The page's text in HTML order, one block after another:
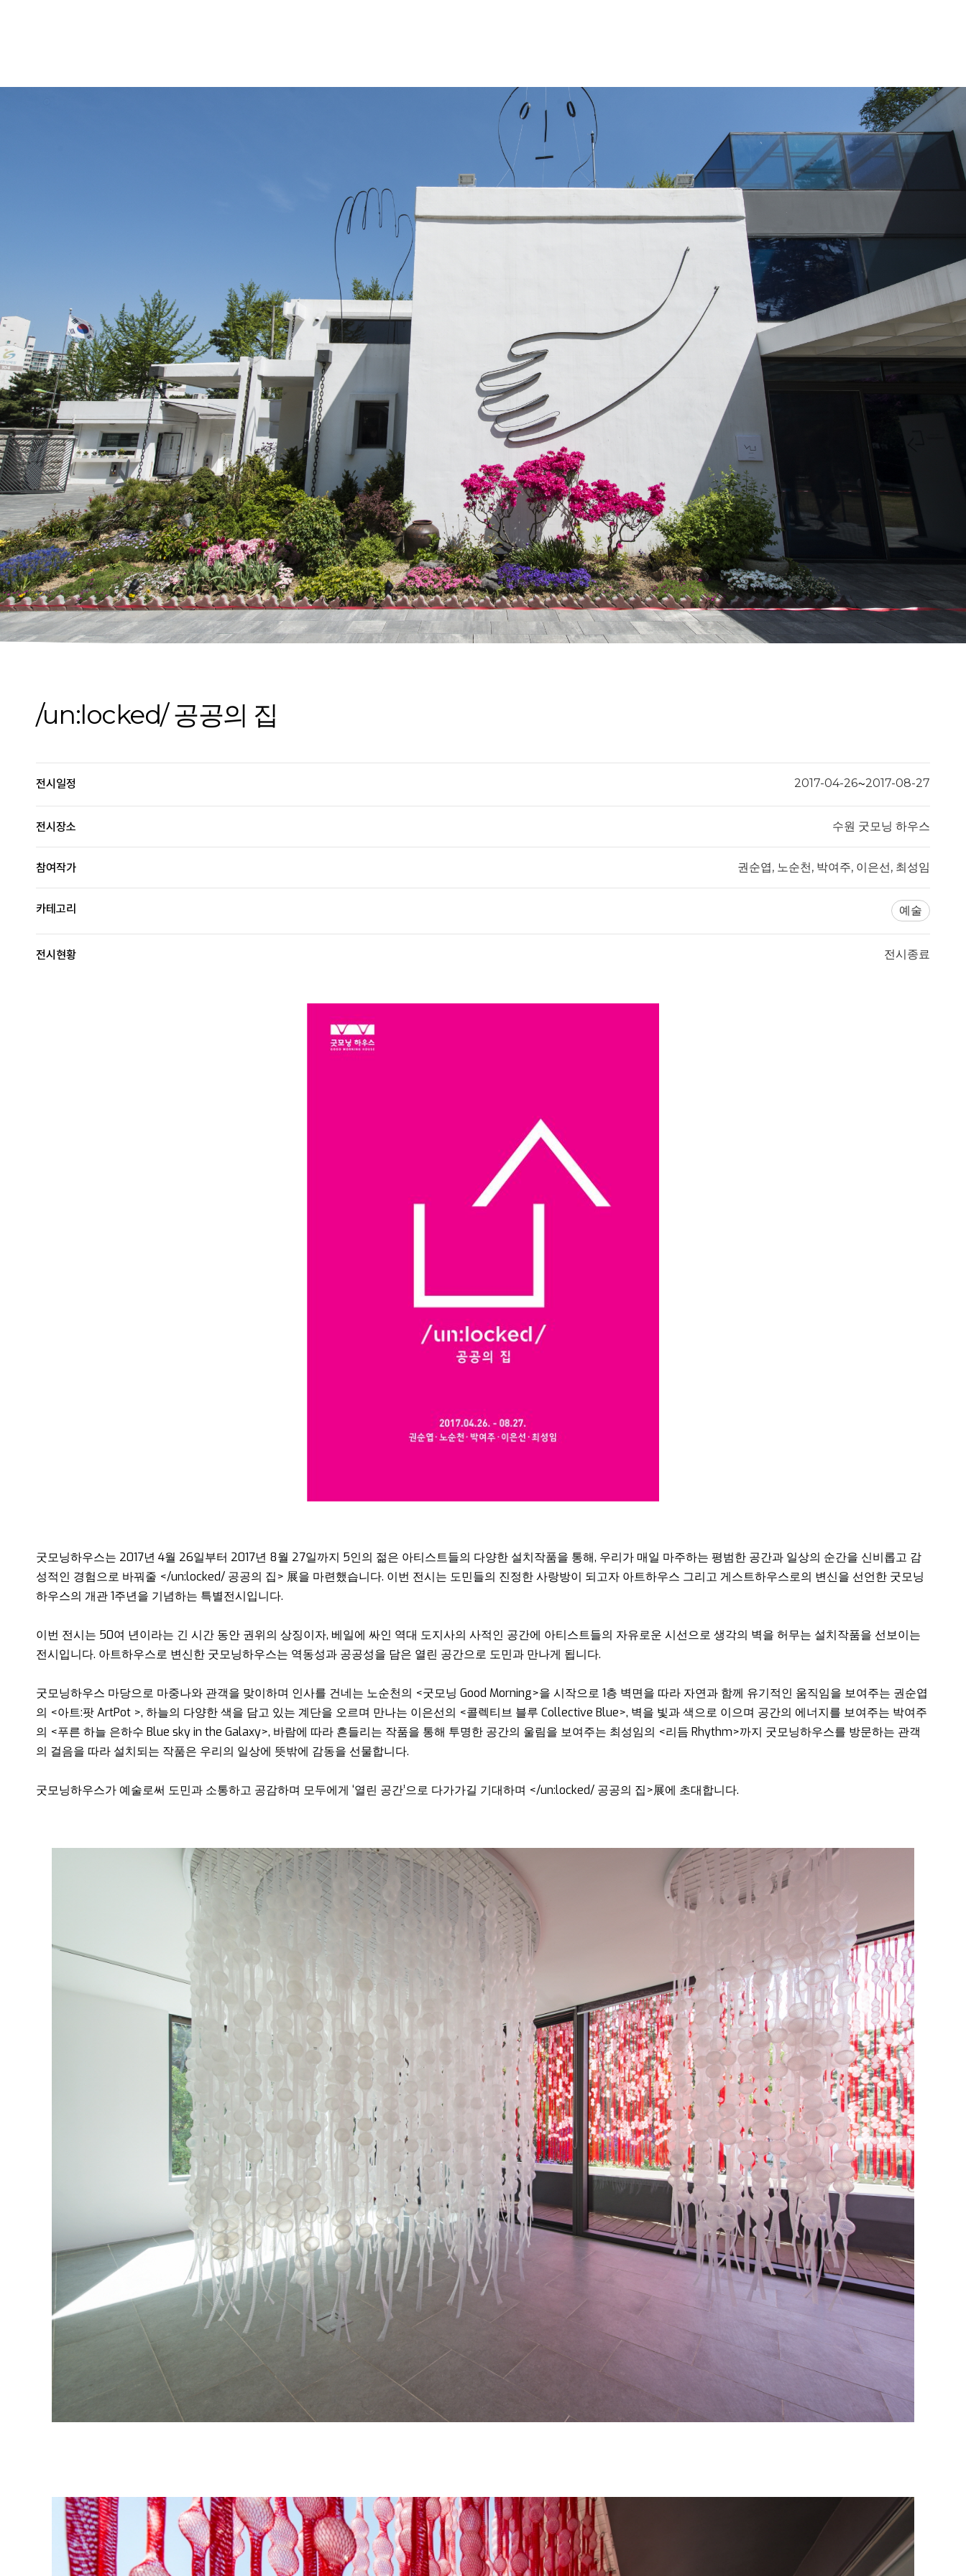
/un:locked/ 공공의 집
전시일정 2017-04-26~2017-08-27
전시장소 수원 굿모닝 하우스
참여작가 권순엽, 노순천, 박여주, 이은선, 최성임
카테고리 예술
전시현황 전시종료
굿모닝하우스는 2017년 4월 26일부터 2017년 8월 27일까지 5인의 젊은 아티스트들의 다양한 설치작품을 통해, 우리가 매일 마주하는 평범한 공간과 일상의 순간을 신비롭고 감
성적인 경험으로 바꿔줄 </un:locked/ 공공의 집> 展을 마련했습니다. 이번 전시는 도민들의 진정한 사랑방이 되고자 아트하우스 그리고 게스트하우스로의 변신을 선언한 굿모닝
하우스의 개관 1주년을 기념하는 특별전시입니다.
이번 전시는 50여 년이라는 긴 시간 동안 권위의 상징이자, 베일에 싸인 역대 도지사의 사적인 공간에 아티스트들의 자유로운 시선으로 생각의 벽을 허무는 설치작품을 선보이는
전시입니다. 아트하우스로 변신한 굿모닝하우스는 역동성과 공공성을 담은 열린 공간으로 도민과 만나게 됩니다.
굿모닝하우스 마당으로 마중나와 관객을 맞이하며 인사를 건네는 노순천의 <굿모닝 Good Morning>을 시작으로 1층 벽면을 따라 자연과 함께 유기적인 움직임을 보여주는 권순엽
의 <아트:팟 ArtPot >, 하늘의 다양한 색을 담고 있는 계단을 오르며 만나는 이은선의 <콜렉티브 블루 Collective Blue>, 벽을 빛과 색으로 이으며 공간의 에너지를 보여주는 박여주
의 <푸른 하늘 은하수 Blue sky in the Galaxy>, 바람에 따라 흔들리는 작품을 통해 투명한 공간의 울림을 보여주는 최성임의 <리듬 Rhythm>까지 굿모닝하우스를 방문하는 관객
의 걸음을 따라 설치되는 작품은 우리의 일상에 뜻밖에 감동을 선물합니다.
굿모닝하우스가 예술로써 도민과 소통하고 공감하며 모두에게 ‘열린 공간’으로 다가가길 기대하며 </un:locked/ 공공의 집>展에 초대합니다.